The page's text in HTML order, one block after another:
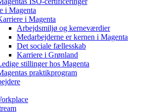
i Magenta
i Magenta
Arbejdsmiljø og kerneværdier
Medarbejderne er kernen i Magenta
Det sociale fællesskab
Karriere i Grønland
stillinger hos Magenta​
praktikprogram